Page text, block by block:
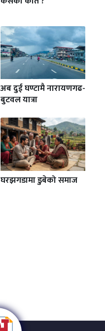
अब दुई घण्टामै नारायणगढ-
बुटवल यात्रा
घरझगडामा डुबेको समाज